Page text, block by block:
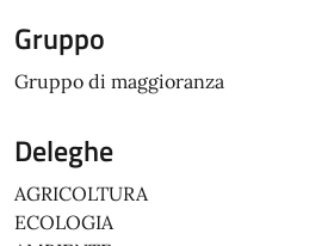
Gruppo
Gruppo di maggioranza
Deleghe
AGRICOLTURA
ECOLOGIA